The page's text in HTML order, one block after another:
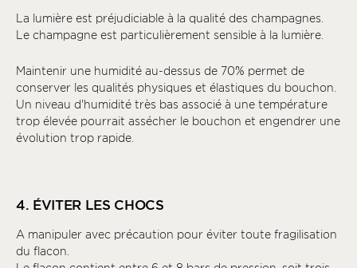
La lumière est préjudiciable à la qualité des champagnes.
Le champagne est particulièrement sensible à la lumière.
Maintenir une humidité au-dessus de 70% permet de
conserver les qualités physiques et élastiques du bouchon.
Un niveau d'humidité très bas associé à une température
trop élevée pourrait assécher le bouchon et engendrer une
évolution trop rapide.
4. ÉVITER LES CHOCS
A manipuler avec précaution pour éviter toute fragilisation
du flacon.